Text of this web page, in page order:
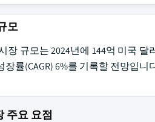
모
장 규모는 2024년에 144억 미국
률(CAGR) 6%를 기록할 전망입니
주요 요점